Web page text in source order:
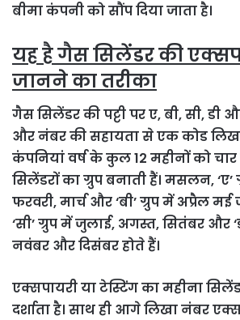
बीमा कंपनी को सौंप दिया जाता है।
यह है गैस सिलेंडर की
जानने का तरीका
गैस सिलेंडर की पट्टी पर ए, बी, सी, डी
और नंबर की सहायता से एक कोड
कंपनियां वर्ष के कुल 12 महीनों को
सिलेंडरों का ग्रुप बनाती हैं। मसलन, ‘ए’
फरवरी, मार्च और ‘बी’ ग्रुप में अप्रैल
‘सी’ ग्रुप में जुलाई, अगस्त, सितंबर और
नवंबर और दिसंबर होते हैं।
एक्सपायरी या टेस्टिंग का महीना
दर्शाता है। साथ ही आगे लिखा नंबर